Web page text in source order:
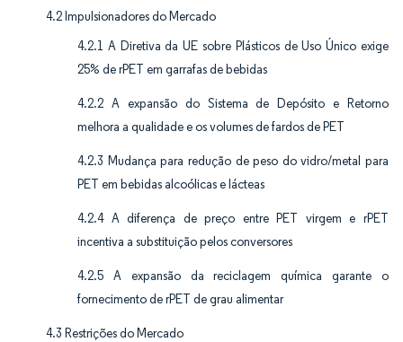
4.2 Impulsionadores do Mercado
4.2.1 A Diretiva da UE sobre Plásticos de Uso Único exige
25% de rPET em garrafas de bebidas
4.2.2 A expansão do Sistema de Depósito e Retorno
melhora a qualidade e os volumes de fardos de PET
4.2.3 Mudança para redução de peso do vidro/metal para
PET em bebidas alcoólicas e lácteas
4.2.4 A diferença de preço entre PET virgem e rPET
incentiva a substituição pelos conversores
4.2.5 A expansão da reciclagem química garante o
fornecimento de rPET de grau alimentar
4.3 Restrições do Mercado